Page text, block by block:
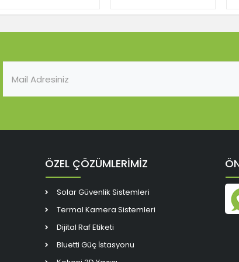
ATX 1851P(INTEL ULTRA
ATX 1851P(INTEL ULTRA
ÖZEL ÇÖZÜMLERİMİZ
Solar Güvenlik Sistemleri
Termal Kamera Sistemleri
Dijital Raf Etiketi
Bluetti Güç İstasyonu